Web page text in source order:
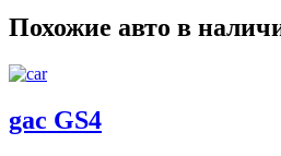
Похожие авто в
gac GS4